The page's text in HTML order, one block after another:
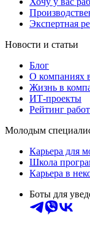
Экспертная
Новости и статьи
Блог
О компаниях
Жизнь в
ИТ-проекты
Рейтинг
Молодым
Карьера для
Школа
Карьера в
Боты для